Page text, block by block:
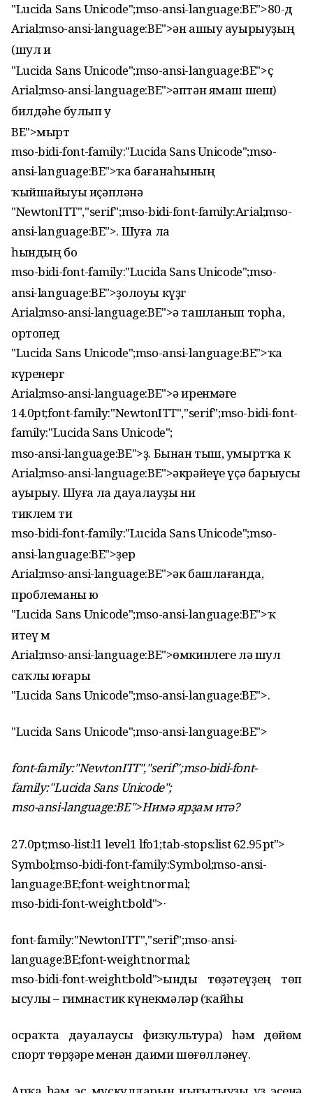
"Lucida Sans Unicode";mso-ansi-language:BE">80-д
Arial;mso-ansi-language:BE">ән ашыу ауырыуҙың
(шул и
"Lucida Sans Unicode";mso-ansi-language:BE">ҫ
Arial;mso-ansi-language:BE">әптән ямаш шеш)
билдәһе булып у
BE">мырт
mso-bidi-font-family:"Lucida Sans Unicode";mso-
ansi-language:BE">ҡа бағанаһының
ҡыйшайыуы иҫәпләнә
"NewtonITT","serif";mso-bidi-font-family:Arial;mso-
ansi-language:BE">. Шуға ла
һындың бо
mso-bidi-font-family:"Lucida Sans Unicode";mso-
ansi-language:BE">ҙолоуы күҙг
Arial;mso-ansi-language:BE">ә ташланып торһа,
ортопед
"Lucida Sans Unicode";mso-ansi-language:BE">ҡа
күренерг
Arial;mso-ansi-language:BE">ә иренмәге
14.0pt;font-family:"NewtonITT","serif";mso-bidi-font-
family:"Lucida Sans Unicode";
mso-ansi-language:BE">ҙ. Бынан тыш, умыртҡа к
Arial;mso-ansi-language:BE">әкрәйеүе үҫә барыусы
ауырыу. Шуға ла дауалауҙы ни
тиклем ти
mso-bidi-font-family:"Lucida Sans Unicode";mso-
ansi-language:BE">ҙер
Arial;mso-ansi-language:BE">әк башлағанда,
проблеманы ю
"Lucida Sans Unicode";mso-ansi-language:BE">ҡ
итеү м
Arial;mso-ansi-language:BE">өмкинлеге лә шул
саҡлы юғары
"Lucida Sans Unicode";mso-ansi-language:BE">.
"Lucida Sans Unicode";mso-ansi-language:BE">
font-family:"NewtonITT","serif";mso-bidi-font-
family:"Lucida Sans Unicode";
mso-ansi-language:BE">Нимә ярҙам итә?
27.0pt;mso-list:l1 level1 lfo1;tab-stops:list 62.95pt">
Symbol;mso-bidi-font-family:Symbol;mso-ansi-
language:BE;font-weight:normal;
mso-bidi-font-weight:bold">·
font-family:"NewtonITT","serif";mso-ansi-
language:BE;font-weight:normal;
mso-bidi-font-weight:bold">Һынды төҙәтеүҙең төп
ысулы – гимнастик күнекмәләр (ҡайһы
осраҡта дауалаусы физкультура) һәм дөйөм
спорт төрҙәре менән даими шөғөлләнеү.